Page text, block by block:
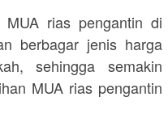
rias pengantin di
berbagar jenis harga
sehingga semakin
MUA rias pengantin